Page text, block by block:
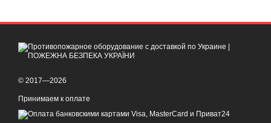
© 2017—2026
Принимаем к оплате